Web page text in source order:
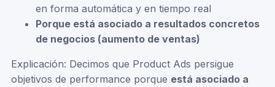
en forma automática y en tiempo real
Porque está asociado a resultados concretos
de negocios (aumento de ventas)
Explicación: Decimos que Product Ads persigue
objetivos de performance porque está asociado a